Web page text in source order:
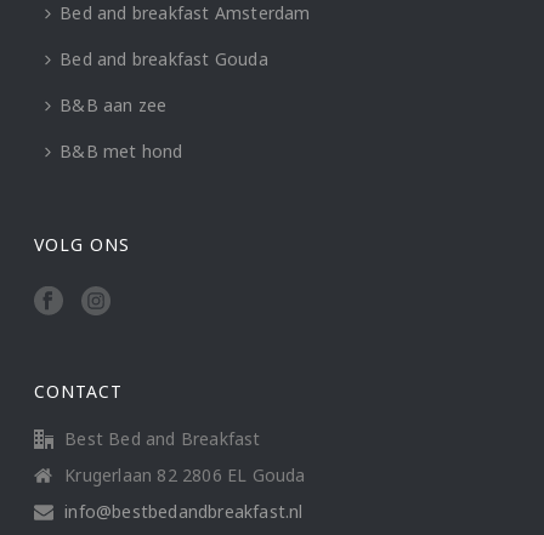
Bed and breakfast Amsterdam
Bed and breakfast Gouda
B&B aan zee
B&B met hond
VOLG ONS
CONTACT
Best Bed and Breakfast
Krugerlaan 82 2806 EL Gouda
info@bestbedandbreakfast.nl